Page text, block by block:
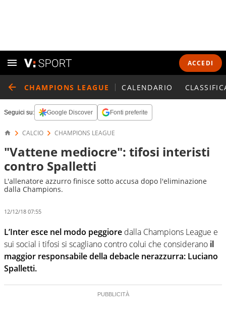
ACCEDI
CHAMPIONS LEAGUE CALENDARIO
Seguici su: Google Discover Fonti preferite
CALCIO CHAMPIONS LEAGUE
"Vattene mediocre": tifosi interisti
contro Spalletti
L'allenatore azzurro finisce sotto accusa dopo l'eliminazione
dalla Champions.
12/12/18 07:55
L’Inter esce nel modo peggiore dalla Champions League e
sui social i tifosi si scagliano contro colui che considerano il
maggior responsabile della debacle nerazzurra: Luciano
Spalletti.